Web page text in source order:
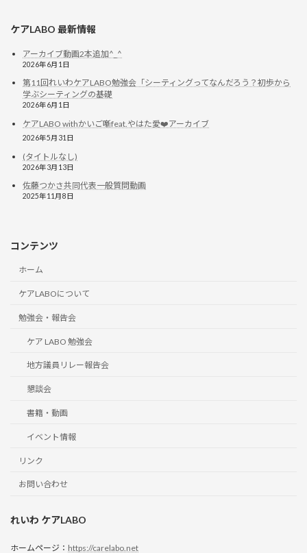
ケアLABO 最新情報
アーカイブ動画2本追加^_^
2026年6月1日
第11回れいわケアLABO勉強会「シーティングってなんだろう？初歩から
学ぶシーティングの基礎
2026年6月1日
ケアLABO withかいご噺feat.やはた愛❤️アーカイブ
2026年5月31日
(タイトルなし)
2026年3月13日
佐藤つかさ共同代表一般質問動画
2025年11月8日
コンテンツ
ホーム
ケアLABOについて
勉強会・報告会
ケア LABO 勉強会
地方議員リレー報告会
懇談会
書籍・動画
イベント情報
リンク
お問い合わせ
れいわ ケアLABO
ホームページ： https://carelabo.net